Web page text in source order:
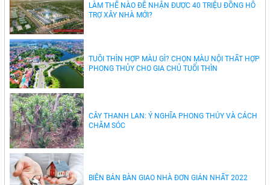
LÀM THẾ NÀO ĐỂ NHẬN ĐƯỢC 40 TRIỆU ĐỒNG HỖ
TRỢ XÂY NHÀ MỚI?
TUỔI THÌN HỢP MÀU GÌ? CHỌN MÀU NỘI THẤT HỢP
PHONG THỦY CHO GIA CHỦ TUỔI THÌN
CÂY THANH LAN: Ý NGHĨA PHONG THỦY VÀ CÁCH
CHĂM SÓC
BIÊN BẢN BÀN GIAO NHÀ ĐƠN GIẢN NHẤT 2022